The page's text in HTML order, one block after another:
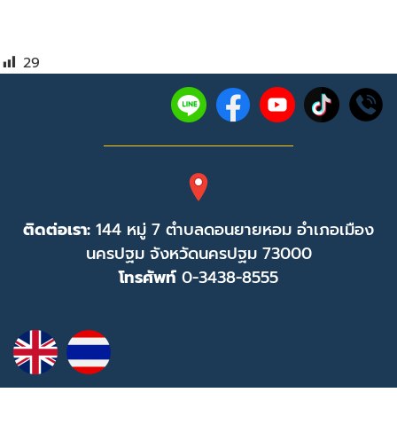
29
ติดต่อเรา: 144 หมู่ 7 ตำบลดอนยายหอม อำเภอเมือง
นครปฐม จังหวัดนครปฐม 73000
โทรศัพท์ 0-3438-8555